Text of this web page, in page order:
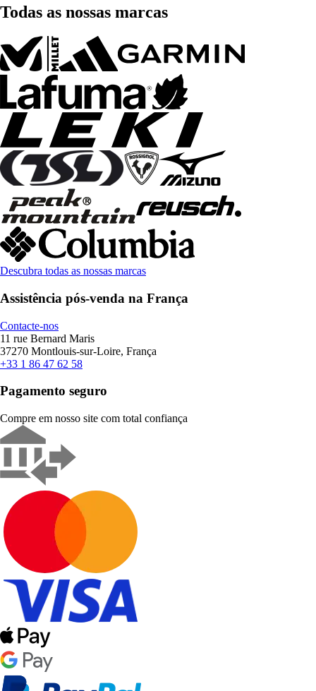
Todas as nossas marcas
Descubra todas as nossas marcas
Assistência pós-venda na França
Contacte-nos
11 rue Bernard Maris
37270 Montlouis-sur-Loire, França
+33 1 86 47 62 58
Pagamento seguro
Compre em nosso site com total confiança